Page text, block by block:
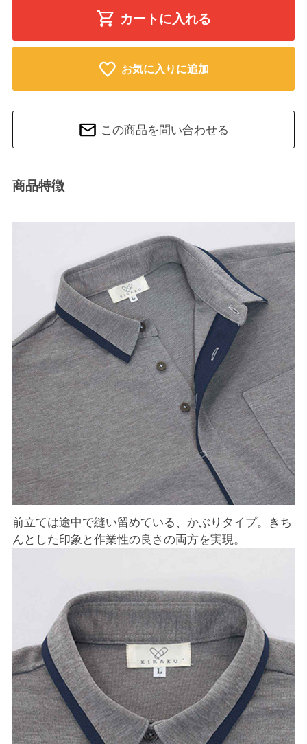
カートに入れる
お気に入りに追加
この商品を問い合わせる
商品特徴
前立ては途中で縫い留めている、かぶりタイプ。きち
んとした印象と作業性の良さの両方を実現。